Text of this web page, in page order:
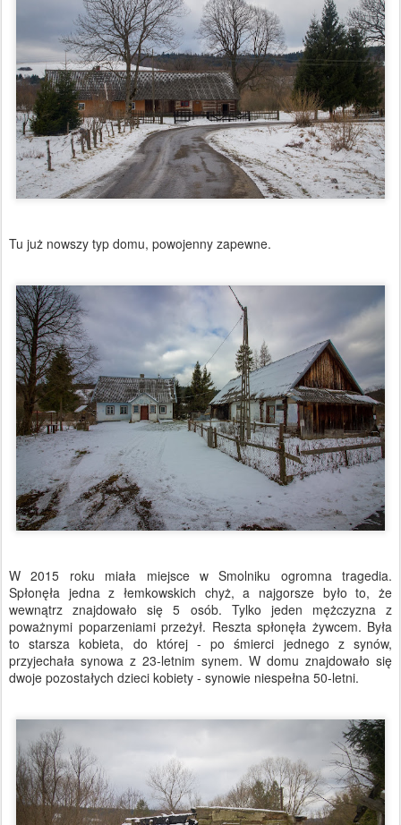
Tu już nowszy typ domu, powojenny zapewne.
W 2015 roku miała miejsce w Smolniku ogromna tragedia.
Spłonęła jedna z łemkowskich chyż, a najgorsze było to, że
wewnątrz znajdowało się 5 osób. Tylko jeden mężczyzna z
poważnymi poparzeniami przeżył. Reszta spłonęła żywcem. Była
to starsza kobieta, do której - po śmierci jednego z synów,
przyjechała synowa z 23-letnim synem. W domu znajdowało się
dwoje pozostałych dzieci kobiety - synowie niespełna 50-letni.